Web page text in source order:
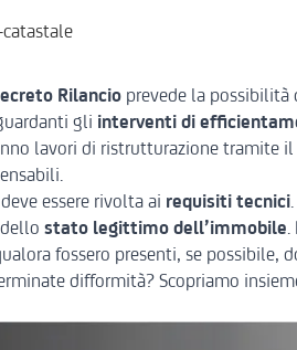
Rilancio prevede la possibilità
gli interventi di
lavori di ristrutturazione tramite
essere rivolta ai requisiti tecnici
stato legittimo dell’immobile.
fossero presenti, se possibile,
difformità? Scopriamo